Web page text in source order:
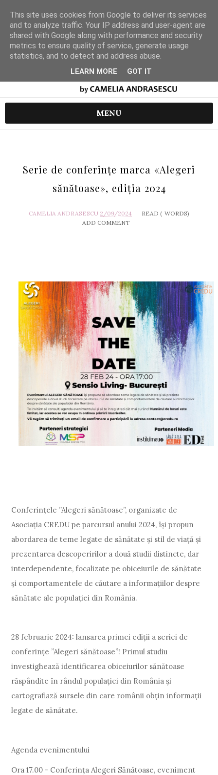
MENU
Serie de conferințe marca «Alegeri
sănătoase», ediția 2024
CAMELIA ANDRASESCU 2/09/2024 READ ( WORDS)
ADD COMMENT
Conferințele ”Alegeri sănătoase”, organizate de
Asociația CREDU pe parcursul anului 2024, își propun
abordarea de teme legate de sănătate și stil de viață și
prezentarea descoperirilor a două studii distincte, dar
interdependente, focalizate pe obiceiurile de sănătate
și comportamentele de căutare a informațiilor despre
sănătate ale populației din România.
28 februarie 2024: lansarea primei ediții a seriei de
conferințe ”Alegeri sănătoase”! Primul studiu
investighează identificarea obiceiurilor sănătoase
răspândite în rândul populației din România și
cartografiază sursele din care românii obțin informații
legate de sănătate.
Agenda evenimentului
Ora 17.00 - Conferința Alegeri Sănătoase, eveniment
This site uses cookies from Google to deliver its services
and to analyze traffic. Your IP address and user-agent are
shared with Google along with performance and security
metrics to ensure quality of service, generate usage
statistics, and to detect and address abuse.
LEARN MORE GOT IT